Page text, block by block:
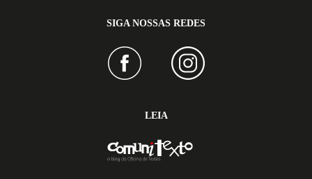
SIGA NOSSAS REDES
LEIA